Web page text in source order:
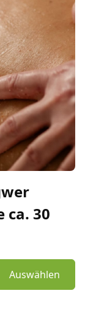
ca. 30
Auswählen